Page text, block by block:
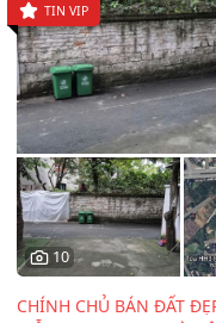
10
TIN VIP
CHÍNH CHỦ BÁN ĐẤT